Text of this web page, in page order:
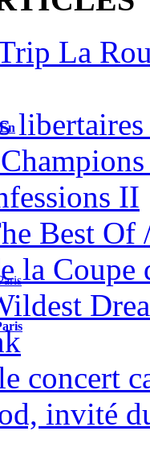
La
libertaires
II
Best Of
la Coupe
concert
invité